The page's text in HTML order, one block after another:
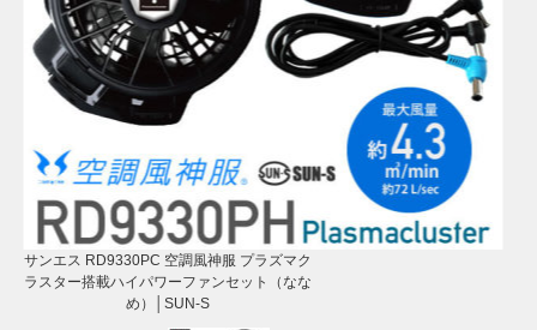
サンエス RD9330PC 空調風神服 プラズマク
ラスター搭載ハイパワーファンセット（なな
め）│SUN-S